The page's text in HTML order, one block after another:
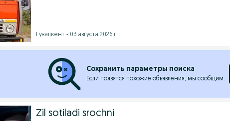
Гузалкент - 03 августа 2026 г.
Сохранить параметры поиска
Если появятся похожие объявления, мы сообщим.
Zil sotiladi srochni